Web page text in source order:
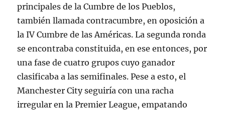
principales de la Cumbre de los Pueblos,
también llamada contracumbre, en oposición a
la IV Cumbre de las Américas. La segunda ronda
se encontraba constituida, en ese entonces, por
una fase de cuatro grupos cuyo ganador
clasificaba a las semifinales. Pese a esto, el
Manchester City seguiría con una racha
irregular en la Premier League, empatando